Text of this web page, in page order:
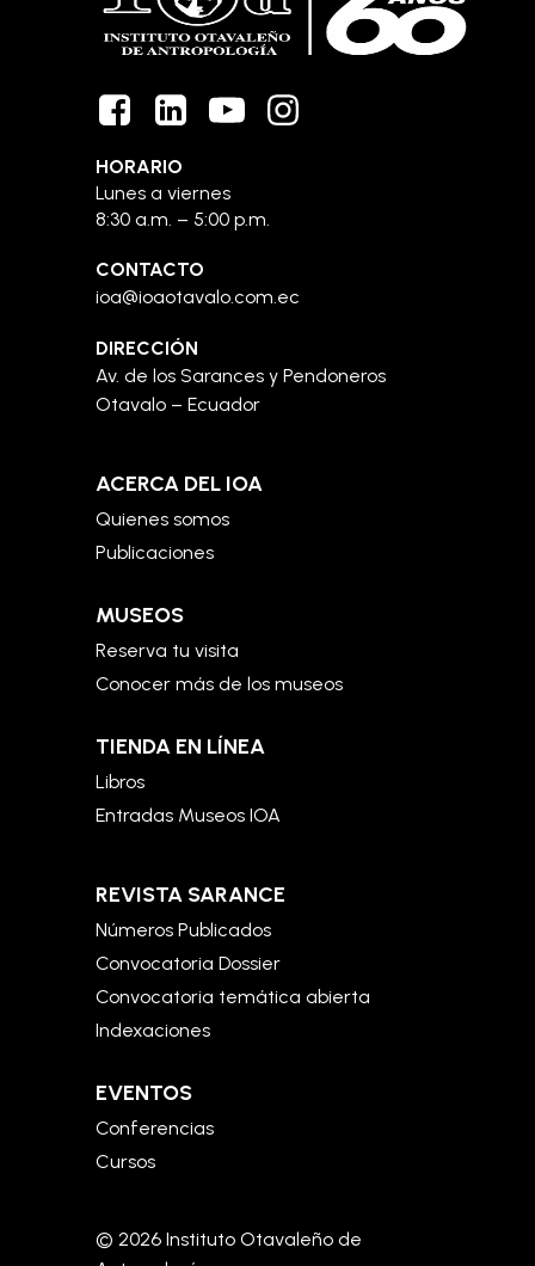
HORARIO
Lunes a viernes
8:30 a.m. – 5:00 p.m.
CONTACTO
ioa@ioaotavalo.com.ec
DIRECCIÓN
Av. de los Sarances y Pendoneros
Otavalo – Ecuador
ACERCA DEL IOA
Quienes somos
Publicaciones
MUSEOS
Reserva tu visita
Conocer más de los museos
TIENDA EN LÍNEA
Libros
Entradas Museos IOA
REVISTA SARANCE
Números Publicados
Convocatoria Dossier
Convocatoria temática abierta
Indexaciones
EVENTOS
Conferencias
Cursos
© 2026 Instituto Otavaleño de